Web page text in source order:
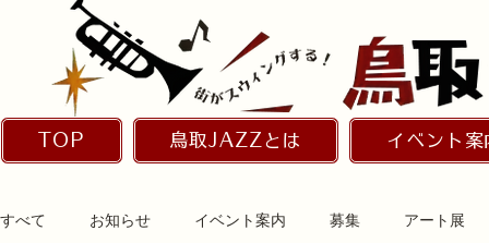
TOP 鳥取JAZZとは イベント案
すべて お知らせ イベント案内 募集 アート展